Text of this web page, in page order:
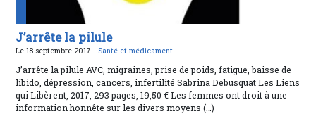
J’arrête la pilule
Le 18 septembre 2017 - Santé et médicament -
J’arrête la pilule AVC, migraines, prise de poids, fatigue, baisse de
libido, dépression, cancers, infertilité Sabrina Debusquat Les Liens
qui Libèrent, 2017, 293 pages, 19,50 € Les femmes ont droit à une
information honnête sur les divers moyens (…)